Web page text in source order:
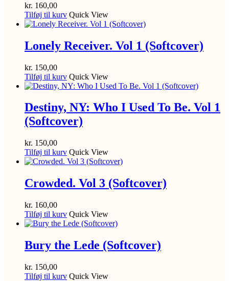
kr. 160,00
Tilføj til kurv Quick View
Lonely Receiver. Vol 1 (Softcover)
kr. 150,00
Tilføj til kurv Quick View
Destiny, NY: Who I Used To Be. Vol 1
(Softcover)
kr. 150,00
Tilføj til kurv Quick View
Crowded. Vol 3 (Softcover)
kr. 160,00
Tilføj til kurv Quick View
Bury the Lede (Softcover)
kr. 150,00
Tilføj til kurv Quick View